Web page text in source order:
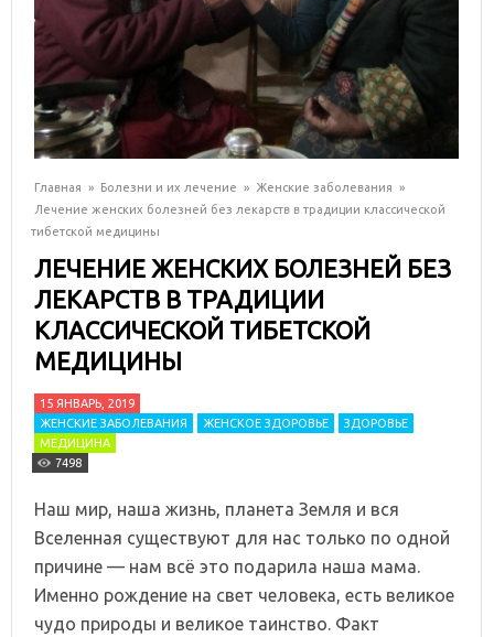
Главная » Болезни и их лечение » Женские заболевания »
Лечение женских болезней без лекарств в традиции классической
тибетской медицины
ЛЕЧЕНИЕ ЖЕНСКИХ БОЛЕЗНЕЙ БЕЗ
ЛЕКАРСТВ В ТРАДИЦИИ
КЛАССИЧЕСКОЙ ТИБЕТСКОЙ
МЕДИЦИНЫ
15 ЯНВАРЬ, 2019
ЖЕНСКИЕ ЗАБОЛЕВАНИЯ
ЖЕНСКОЕ ЗДОРОВЬЕ
ЗДОРОВЬЕ
МЕДИЦИНА
7498
Наш мир, наша жизнь, планета Земля и вся
Вселенная существуют для нас только по одной
причине — нам всё это подарила наша мама.
Именно рождение на свет человека, есть великое
чудо природы и великое таинство. Факт